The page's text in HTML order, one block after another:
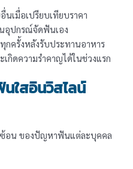
นเมื่อเปรียบเทียบราคา
อุปกรณ์จัดฟันเอง
กครั้งหลังรับประทานอาหาร
กิดความรำคาญได้ในช่วงแรก
ใสอินวิสไลน์
อน ของปัญหาฟันแต่ละบุคคล